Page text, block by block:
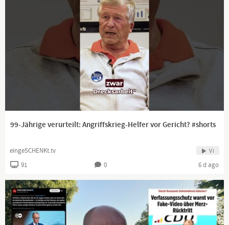
99-Jährige verurteilt: Angriffskrieg-Helfer vor Gericht? #shorts
eingeSCHENKt.tv Vi
91 0 6 d ago